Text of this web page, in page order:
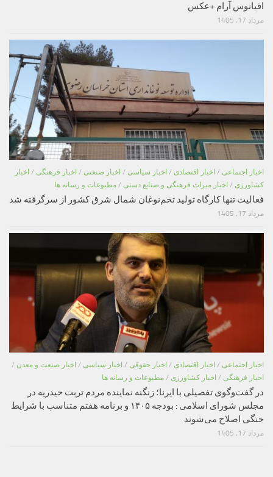
اقیانوس آرام +عکس
مرداد 17, 1405
اخبار اجتماعی / اخبار اقتصادی / اخبار سیاسی / اخبار صنعتی / اخبار فرهنگی / اخبار
کشاورزی / اخبار میراث فرهنگی و صنایع دستی / مطبوعات و رسانه ها
فعالیت تنها کارگاه تولید تخم‌نوغان شمال شرق کشور از سرگرفته شد
مرداد 17, 1405
اخبار اجتماعی / اخبار اقتصادی / اخبار حقوقی / اخبار سیاسی / اخبار صنعت و معدن /
اخبار فرهنگی / اخبار کشاورزی / مطبوعات و رسانه ها
در گفت‌وگوی تفصیلی با ایرنا؛ زنگنه نماینده مردم تربت حیدریه در
مجلس شورای اسلامی : بودجه ۱۴۰۵ و برنامه هفتم متناسب با شرایط
جنگی اصلاح می‌شوند
مرداد 17, 1405